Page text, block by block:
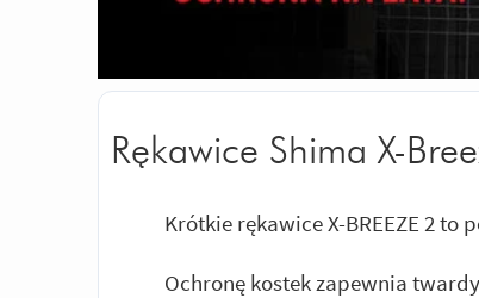
Rękawice Shima X-
Krótkie rękawice X-BREEZE 2
Ochronę kostek zapewnia